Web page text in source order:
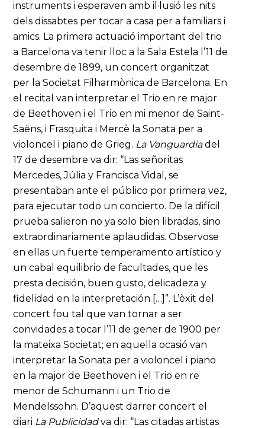
instruments i esperaven amb il·lusió les nits
dels dissabtes per tocar a casa per a familiars i
amics. La primera actuació important del trio
a Barcelona va tenir lloc a la Sala Estela l’11 de
desembre de 1899, un concert organitzat
per la Societat Filharmònica de Barcelona. En
el recital van interpretar el Trio en re major
de Beethoven i el Trio en mi menor de Saint-
Saëns, i Frasquita i Mercè la Sonata per a
violoncel i piano de Grieg. La Vanguardiadel
17 de desembre va dir: “Las señoritas
Mercedes, Júlia y Francisca Vidal, se
presentaban ante el público por primera vez,
para ejecutar todo un concierto. De la difícil
prueba salieron no ya solo bien libradas, sino
extraordinariamente aplaudidas. Observose
en ellas un fuerte temperamento artístico y
un cabal equilibrio de facultades, que les
presta decisión, buen gusto, delicadeza y
fidelidad en la interpretación […]”. L’èxit del
concert fou tal que van tornar a ser
convidades a tocar l’11 de gener de 1900 per
la mateixa Societat; en aquella ocasió van
interpretar la Sonata per a violoncel i piano
en la major de Beethoven i el Trio en re
menor de Schumann i un Trio de
Mendelssohn. D’aquest darrer concert el
diari La Publicidadva dir: “Las citadas artistas